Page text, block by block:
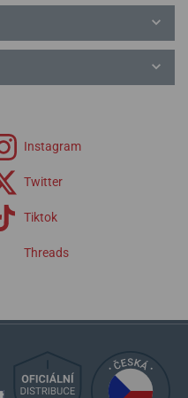
Instagram
Twitter
Tiktok
Threads